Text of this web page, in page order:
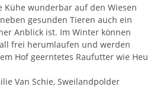
Kühe wunderbar auf den Wiesen
gesunden Tieren auch ein
Anblick ist. Im Winter können
frei herumlaufen und werden
Hof geerntetes Raufutter wie Heu
Van Schie, Sweilandpolder